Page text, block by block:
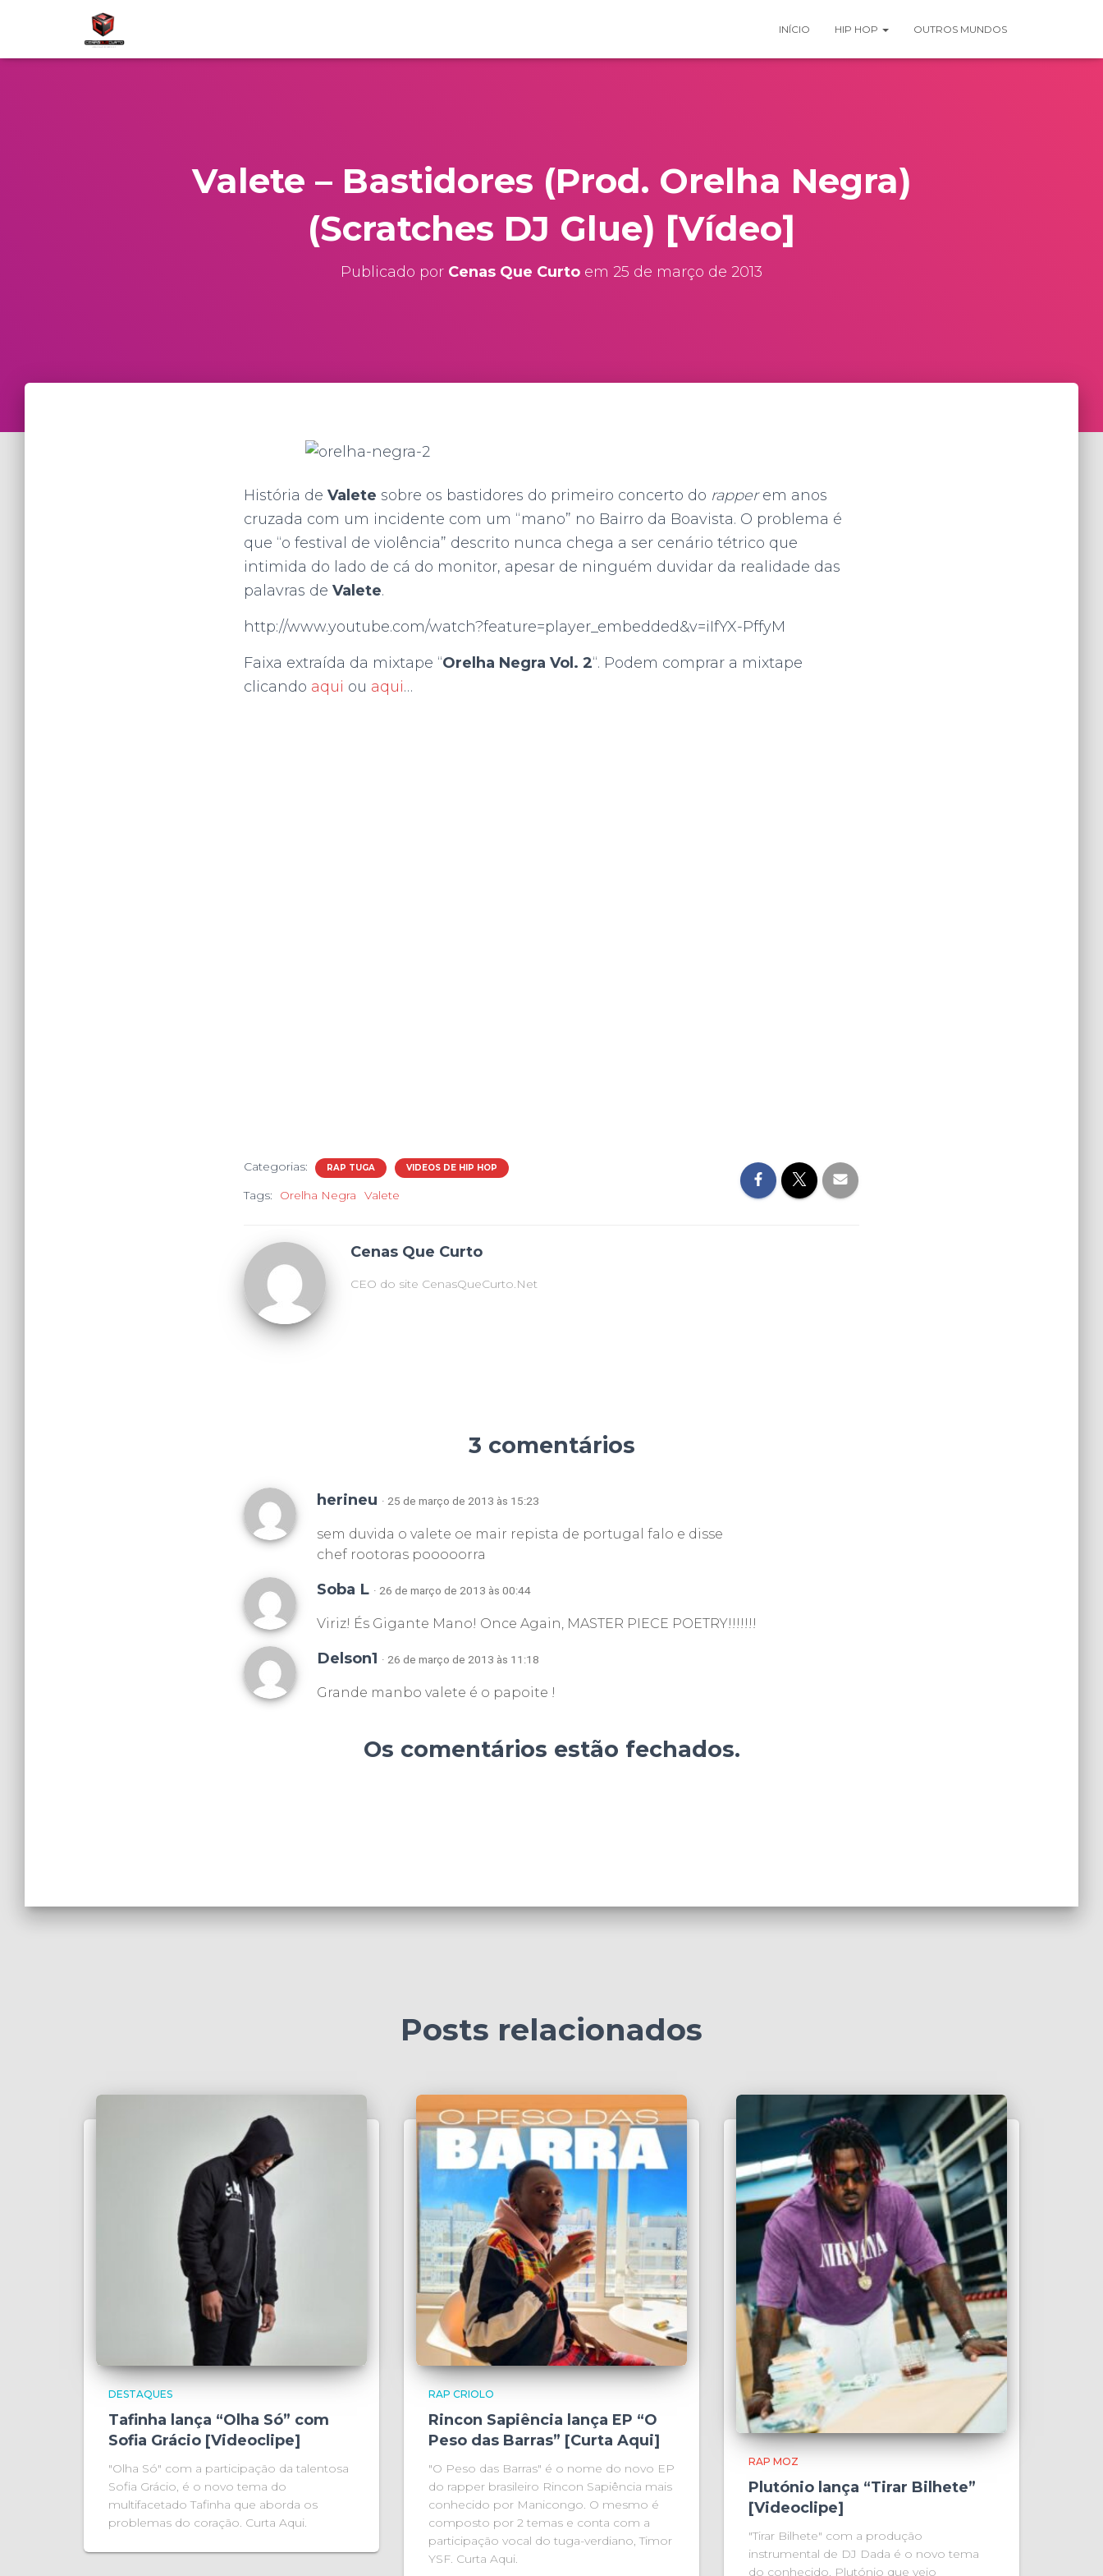
INÍCIO HIP HOP OUTROS MUNDOS
Valete – Bastidores (Prod. Orelha Negra)
(Scratches DJ Glue) [Vídeo]
Publicado por Cenas Que Curto em 25 de março de 2013
História de Valete sobre os bastidores do primeiro concerto do rapperem anos
cruzada com um incidente com um “mano” no Bairro da Boavista. O problema é
que “o festival de violência” descrito nunca chega a ser cenário tétrico que
intimida do lado de cá do monitor, apesar de ninguém duvidar da realidade das
palavras de Valete.
http://www.youtube.com/watch?feature=player_embedded&v=iIfYX-PffyM
Faixa extraída da mixtape “Orelha Negra Vol. 2“. Podem comprar a mixtape
clicando aqui ou aqui…
Categorias: RAP TUGA VIDEOS DE HIP HOP
Tags: Orelha Negra Valete
Cenas Que Curto
CEO do site CenasQueCurto.Net
3 comentários
herineu · 25 de março de 2013 às 15:23
sem duvida o valete oe mair repista de portugal falo e disse
chef rootoras pooooorra
Soba L · 26 de março de 2013 às 00:44
Viriz! És Gigante Mano! Once Again, MASTER PIECE POETRY!!!!!!!
Delson1 · 26 de março de 2013 às 11:18
Grande manbo valete é o papoite !
Os comentários estão fechados.
Posts relacionados
DESTAQUES
Tafinha lança “Olha Só” com
Sofia Grácio [Videoclipe]
"Olha Só" com a participação da talentosa
Sofia Grácio, é o novo tema do
multifacetado Tafinha que aborda os
problemas do coração. Curta Aqui.
RAP CRIOLO
Rincon Sapiência lança EP “O
Peso das Barras” [Curta Aqui]
"O Peso das Barras" é o nome do novo EP
do rapper brasileiro Rincon Sapiência mais
conhecido por Manicongo. O mesmo é
composto por 2 temas e conta com a
participação vocal do tuga-verdiano, Timor
YSF. Curta Aqui.
RAP MOZ
Plutónio lança “Tirar Bilhete”
[Videoclipe]
"Tirar Bilhete" com a produção
instrumental de DJ Dada é o novo tema
do conhecido, Plutónio que veio